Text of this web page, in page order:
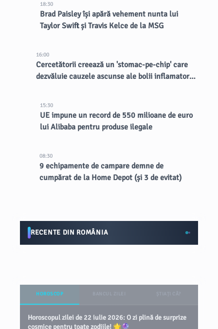
18:30
Brad Paisley își apără vehement nunta lui
Taylor Swift și Travis Kelce de la MSG
16:00
Cercetătorii creează un 'stomac-pe-chip' care
dezvăluie cauzele ascunse ale bolii inflamatorii
15:30
UE impune un record de 550 milioane de euro
lui Alibaba pentru produse ilegale
08:30
9 echipamente de campare demne de
cumpărat de la Home Depot (și 3 de evitat)
RECENTE DIN ROMÂNIA
HOROSCOP
Horoscopul zilei de 22 iulie 2026: O zi plină de surprize
cosmice pentru toate zodiile! 🌟🔮